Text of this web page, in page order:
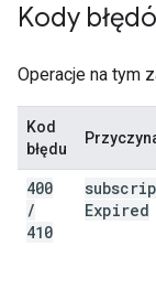
Kody
Operacje na tym
Kod
błędu
400
/
410
Expired